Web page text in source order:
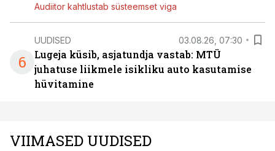
Audiitor kahtlustab süsteemset viga
6
UUDISED 03.08.26, 07:30
Lugeja küsib, asjatundja vastab: MTÜ
juhatuse liikmele isikliku auto kasutamise
hüvitamine
VIIMASED UUDISED